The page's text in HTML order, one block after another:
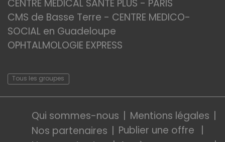
CENTRE MEDICAL SANTE PLUS - PARIS
CMS de Basse Terre - CENTRE MEDICO-
SOCIAL en Guadeloupe
OPHTALMOLOGIE EXPRESS
Tous les groupes
Qui sommes-nous
Mentions légales
Nos partenaires
Publier une offre